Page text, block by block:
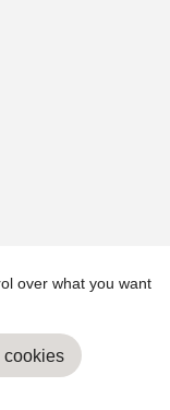
over what you want
cookies